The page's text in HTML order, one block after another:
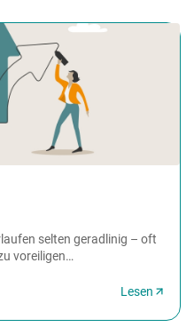
selten geradlinig – oft
voreiligen
Lesen